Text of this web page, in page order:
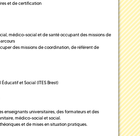
et de certification
médico-social et de santé occupant des missions de
des missions de coordination, de référent de
et Social (ITES Brest)
enseignants universitaires, des formateurs et des
médico-social et social.
et de mises en situation pratiques.